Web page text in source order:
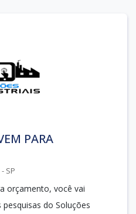
PARA
SP
orçamento, você vai
do Soluções